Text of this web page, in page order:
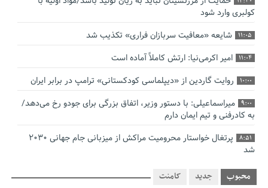
کولبری وارد شود
11:05 شایعه «معافیت سربازان فراری» تکذیب شد
11:04 امیر اکرمی‌نیا: ارتش کاملاً آماده است
10:00 روایت گاردین از «دیپلماسی کودکستانی» ترامپ در برابر ایران
9:00
میراسماعیلی: با دستور وزیر، اتفاق بزرگی برای جودو رخ می‌دهد/
به کادرفنی و تیم ایمان دارم
8:51
پرتغال خواستار محرومیت مراکش از میزبانی جام جهانی ۲۰۳۰
شد
8:41 فریدون جیرانی: اکبر عبدی حیف شدمحبوب جدید کامنت